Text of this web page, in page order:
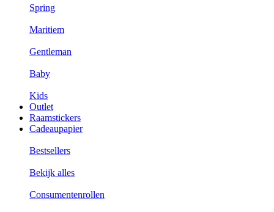
Spring
Maritiem
Gentleman
Baby
Kids
Outlet
Raamstickers
Cadeaupapier
Bestsellers
Bekijk alles
Consumentenrollen